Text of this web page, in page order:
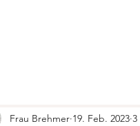
Frau Brehmer 19. Feb. 2023 3